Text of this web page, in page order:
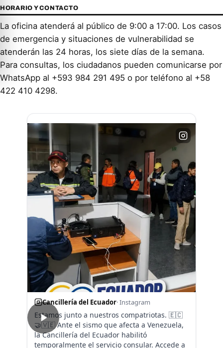
HORARIO Y CONTACTO
La oficina atenderá al público de 9:00 a 17:00. Los casos
de emergencia y situaciones de vulnerabilidad se
atenderán las 24 horas, los siete días de la semana.
Para consultas, los ciudadanos pueden comunicarse por
WhatsApp al +593 984 291 495 o por teléfono al +58
422 410 4298.
Cancillería del Ecuador· Instagram
Estamos junto a nuestros compatriotas. 🇪🇨
🤝🇻🇪 Ante el sismo que afecta a Venezuela,
la Cancillería del Ecuador habilitó
temporalmente el servicio consular. Accede a